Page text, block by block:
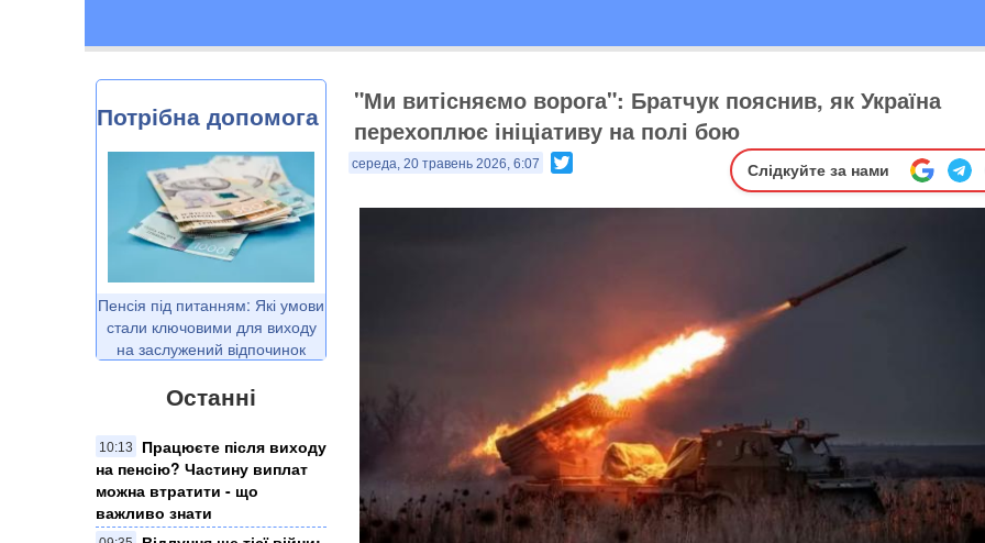
Потрібна допомога
Пенсія під питанням: Які умови
стали ключовими для виходу
на заслужений відпочинок
Останні
10:13
Працюєте після виходу
на пенсію? Частину виплат
можна втратити - що
важливо знати
"Ми витісняємо ворога": Братчук пояснив, як Україна
перехоплює ініціативу на полі бою
середа, 20 травень 2026, 6:07 Слідкуйте за нами